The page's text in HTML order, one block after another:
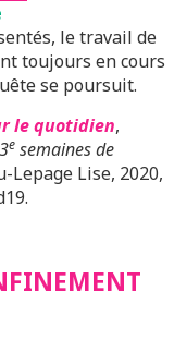
le travail de
toujours en cours
se poursuit.
le quotidien,
e semaines de
Lepage Lise, 2020,